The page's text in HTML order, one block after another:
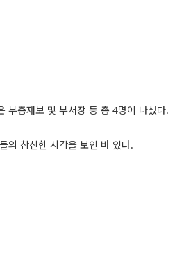
부총재보 및 부서장 등 총 4명이 나섰다.
의 참신한 시각을 보인 바 있다.